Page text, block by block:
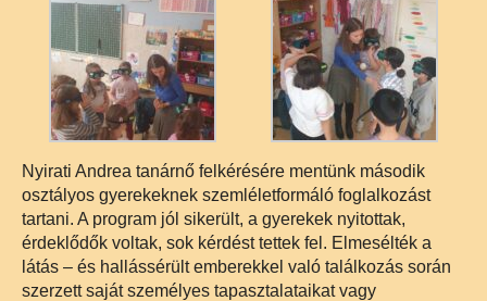
Nyirati Andrea tanárnő felkérésére mentünk második
osztályos gyerekeknek szemléletformáló foglalkozást
tartani. A program jól sikerült, a gyerekek nyitottak,
érdeklődők voltak, sok kérdést tettek fel. Elmesélték a
látás – és hallássérült emberekkel való találkozás során
szerzett saját személyes tapasztalataikat vagy